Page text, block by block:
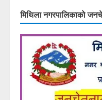
मिथिला नगरपालिकाको